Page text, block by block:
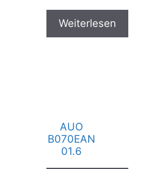
Weiterlesen
AUO
B070EAN
01.6